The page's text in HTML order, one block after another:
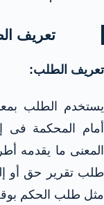
تعريف
تعريف الطلب:
يستخدم الطلب
أمام المحكمة
المعنى ما يقدمه
طلب تقرير حق أو
مثل طلب الحكم